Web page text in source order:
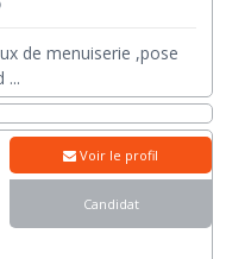
de menuiserie ,pose
...
Voir le profil
Candidat